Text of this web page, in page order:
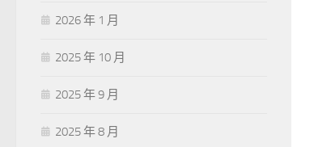
2026 年 1 月
2025 年 10 月
2025 年 9 月
2025 年 8 月